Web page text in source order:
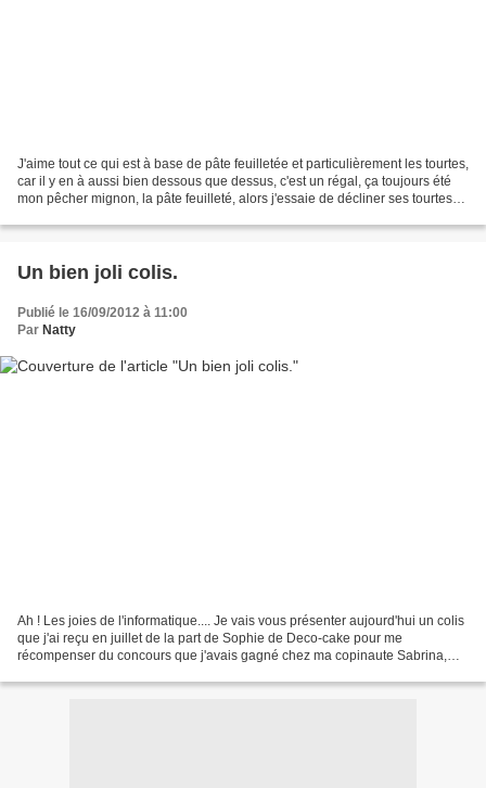
J'aime tout ce qui est à base de pâte feuilletée et particulièrement les tourtes,
car il y en à aussi bien dessous que dessus, c'est un régal, ça toujours été
mon pêcher mignon, la pâte feuilleté, alors j'essaie de décliner ses tourtes
Un bien joli colis.
Publié le 16/09/2012 à 11:00
Par Natty
Ah ! Les joies de l'informatique.... Je vais vous présenter aujourd'hui un colis
que j'ai reçu en juillet de la part de Sophie de Deco-cake pour me
récompenser du concours que j'avais gagné chez ma copinaute Sabrina,